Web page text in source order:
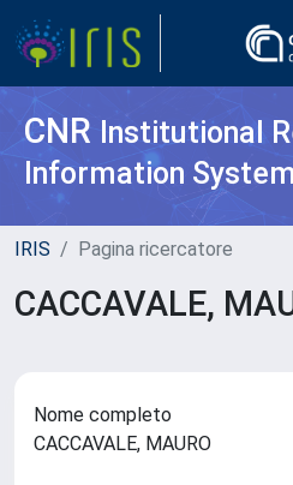
CNR Institutional
Information
IRIS Pagina ricercatore
CACCAVALE,
Nome completo
CACCAVALE, MAURO